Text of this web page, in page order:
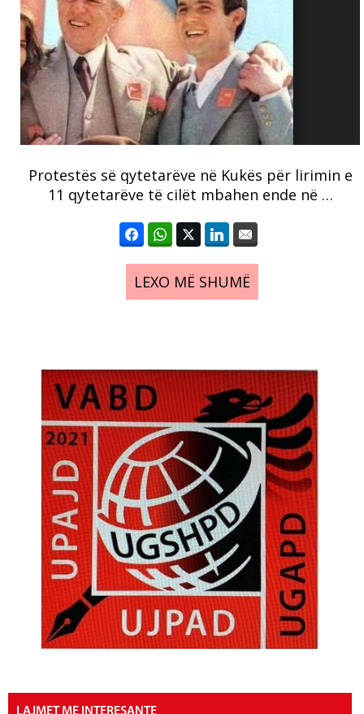
Protestës së qytetarëve në Kukës për lirimin e
11 qytetarëve të cilët mbahen ende në …
LEXO MË SHUMË
LAJMET ME INTERESANTE